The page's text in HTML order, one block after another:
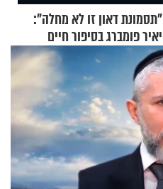
"תסמונת דאון זו לא מחלה":
יאיר פומברג בסיפור חיים
מעורר השראה